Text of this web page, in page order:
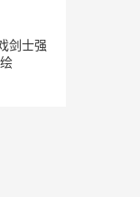
个公司
剑士强